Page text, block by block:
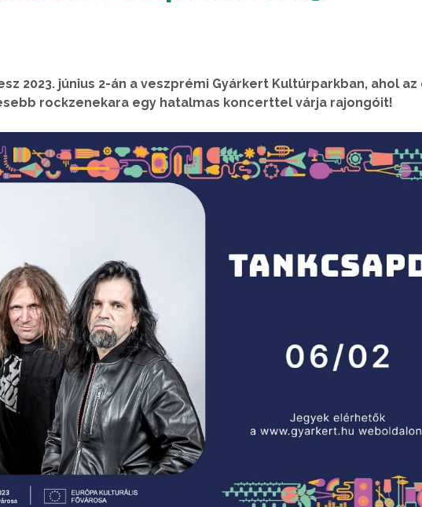
2023. június 2-án a veszprémi Gyárkert Kultúrparkban, ahol az
rockzenekara egy hatalmas koncerttel várja rajongóit!